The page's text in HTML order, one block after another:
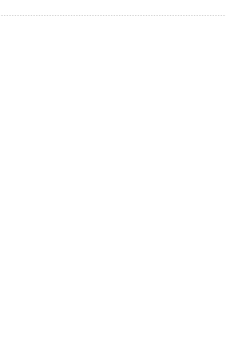
wenn der Status Ihrer Meldung
- jedoch nicht erforderlich. Falls
geben Ihre Meldung
öffentlich einsehbar und